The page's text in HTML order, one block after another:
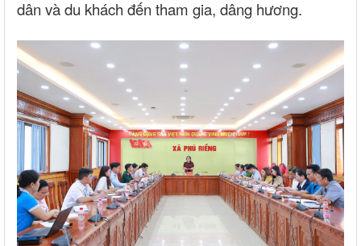
dân và du khách đến tham gia, dâng hương.